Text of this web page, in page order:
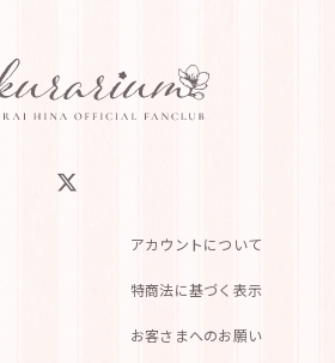
アカウントについて
特商法に基づく表示
お客さまへのお願い